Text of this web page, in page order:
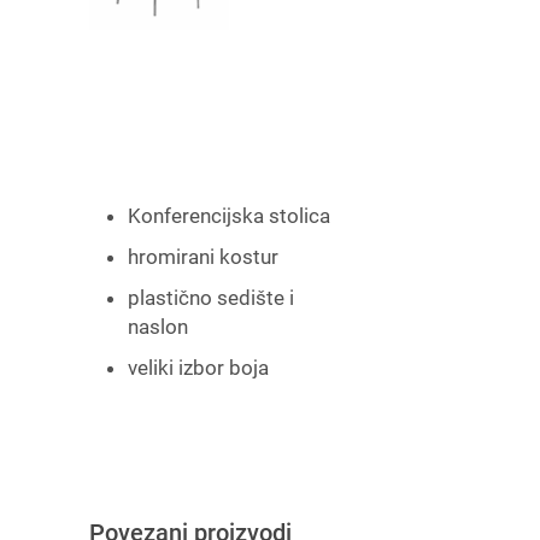
Konferencijska stolica
hromirani kostur
plastično sedište i
naslon
veliki izbor boja
Povezani proizvodi